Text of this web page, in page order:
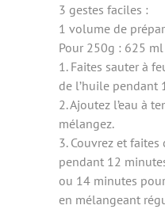
3 gestes faciles :
1 volume de
Pour 250g : 625 ml
1. Faites sauter à
de l’huile pendant
2. Ajoutez l’eau à
mélangez.
3. Couvrez et
pendant 12
ou 14 minutes
en mélangeant